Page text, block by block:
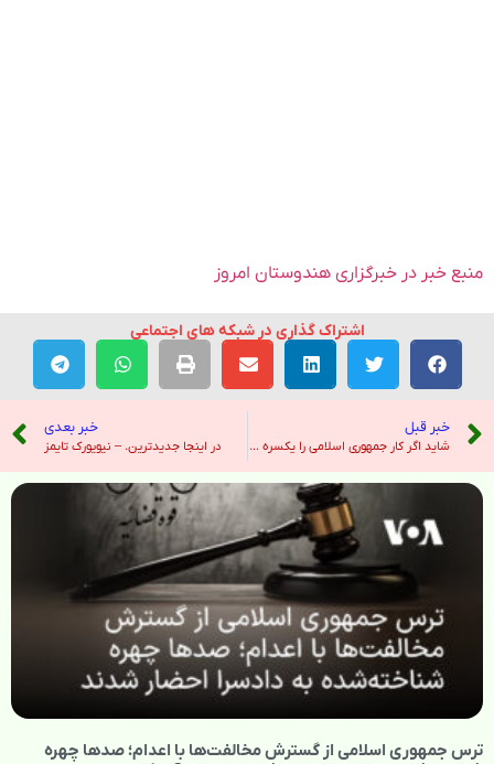
منبع خبر در خبرگزاری هندوستان امروز
اشتراک گذاری در شبکه های اجتماعی
خبر قبل
شاید اگر کار جمهوری اسلامی را یکسره کنیم متحدان «منفعل» برای امنیت تنگه هرمز به تکاپو بیافتند – صدای آمریکا
خبر بعدی
در اینجا جدیدترین. – نیویورک تایمز
ترس جمهوری اسلامی از گسترش مخالفت‌ها با اعدام؛ صدها چهره